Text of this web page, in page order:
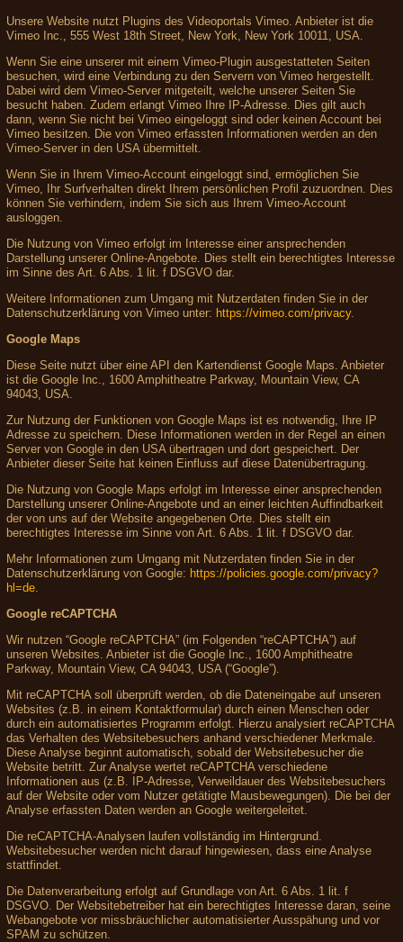
Unsere Website nutzt Plugins des Videoportals Vimeo. Anbieter ist die
Vimeo Inc., 555 West 18th Street, New York, New York 10011, USA.
Wenn Sie eine unserer mit einem Vimeo-Plugin ausgestatteten Seiten
besuchen, wird eine Verbindung zu den Servern von Vimeo hergestellt.
Dabei wird dem Vimeo-Server mitgeteilt, welche unserer Seiten Sie
besucht haben. Zudem erlangt Vimeo Ihre IP-Adresse. Dies gilt auch
dann, wenn Sie nicht bei Vimeo eingeloggt sind oder keinen Account bei
Vimeo besitzen. Die von Vimeo erfassten Informationen werden an den
Vimeo-Server in den USA übermittelt.
Wenn Sie in Ihrem Vimeo-Account eingeloggt sind, ermöglichen Sie
Vimeo, Ihr Surfverhalten direkt Ihrem persönlichen Profil zuzuordnen. Dies
können Sie verhindern, indem Sie sich aus Ihrem Vimeo-Account
ausloggen.
Die Nutzung von Vimeo erfolgt im Interesse einer ansprechenden
Darstellung unserer Online-Angebote. Dies stellt ein berechtigtes Interesse
im Sinne des Art. 6 Abs. 1 lit. f DSGVO dar.
Weitere Informationen zum Umgang mit Nutzerdaten finden Sie in der
Datenschutzerklärung von Vimeo unter: https://vimeo.com/privacy.
Google Maps
Diese Seite nutzt über eine API den Kartendienst Google Maps. Anbieter
ist die Google Inc., 1600 Amphitheatre Parkway, Mountain View, CA
94043, USA.
Zur Nutzung der Funktionen von Google Maps ist es notwendig, Ihre IP
Adresse zu speichern. Diese Informationen werden in der Regel an einen
Server von Google in den USA übertragen und dort gespeichert. Der
Anbieter dieser Seite hat keinen Einfluss auf diese Datenübertragung.
Die Nutzung von Google Maps erfolgt im Interesse einer ansprechenden
Darstellung unserer Online-Angebote und an einer leichten Auffindbarkeit
der von uns auf der Website angegebenen Orte. Dies stellt ein
berechtigtes Interesse im Sinne von Art. 6 Abs. 1 lit. f DSGVO dar.
Mehr Informationen zum Umgang mit Nutzerdaten finden Sie in der
Datenschutzerklärung von Google: https://policies.google.com/privacy?
hl=de
Google reCAPTCHA
Wir nutzen “Google reCAPTCHA” (im Folgenden “reCAPTCHA”) auf
unseren Websites. Anbieter ist die Google Inc., 1600 Amphitheatre
Parkway, Mountain View, CA 94043, USA (“Google”).
Mit reCAPTCHA soll überprüft werden, ob die Dateneingabe auf unseren
Websites (z.B. in einem Kontaktformular) durch einen Menschen oder
durch ein automatisiertes Programm erfolgt. Hierzu analysiert reCAPTCHA
das Verhalten des Websitebesuchers anhand verschiedener Merkmale.
Diese Analyse beginnt automatisch, sobald der Websitebesucher die
Website betritt. Zur Analyse wertet reCAPTCHA verschiedene
Informationen aus (z.B. IP-Adresse, Verweildauer des Websitebesuchers
auf der Website oder vom Nutzer getätigte Mausbewegungen). Die bei der
Analyse erfassten Daten werden an Google weitergeleitet.
Die reCAPTCHA-Analysen laufen vollständig im Hintergrund.
Websitebesucher werden nicht darauf hingewiesen, dass eine Analyse
stattfindet.
Die Datenverarbeitung erfolgt auf Grundlage von Art. 6 Abs. 1 lit. f
DSGVO. Der Websitebetreiber hat ein berechtigtes Interesse daran, seine
Webangebote vor missbräuchlicher automatisierter Ausspähung und vor
SPAM zu schützen.